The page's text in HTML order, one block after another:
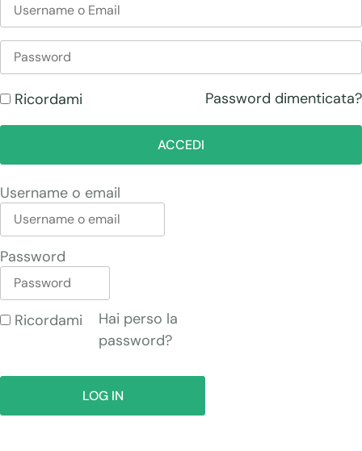
Ricordami
ACCEDI
Password dimenticata?
Username o email
Password
Ricordami
LOG IN
Hai perso la
password?